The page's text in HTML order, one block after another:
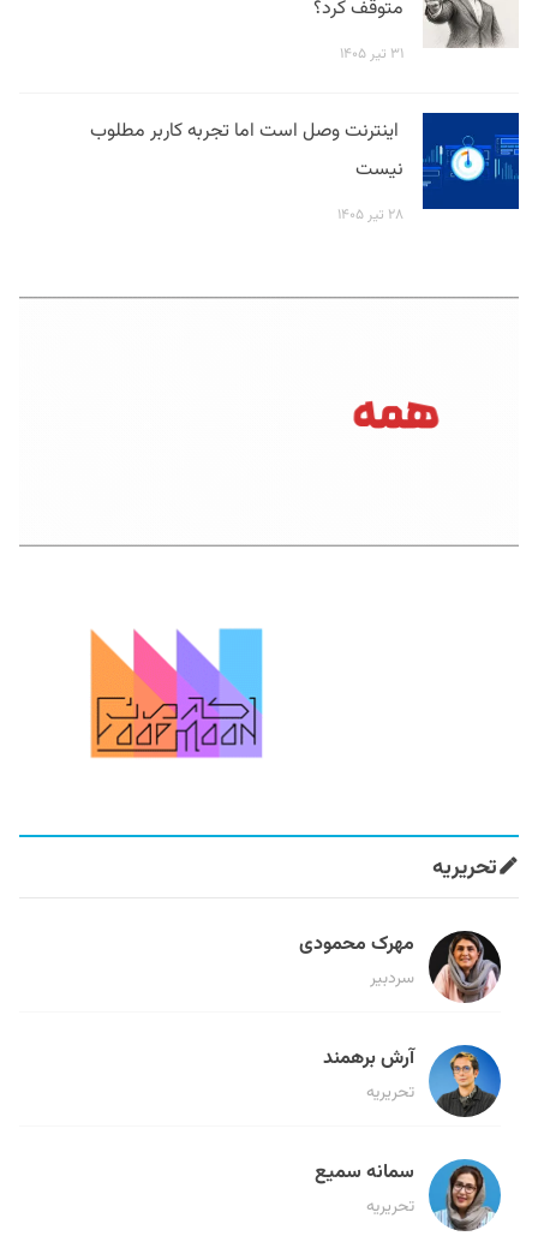
متوقف کرد؟
۳۱ تیر ۱۴۰۵
اینترنت وصل است اما تجربه کاربر مطلوب
نیست
۲۸ تیر ۱۴۰۵
تحریریه
مهرک محمودی
سردبیر
آرش برهمند
تحریریه
سمانه سمیع
تحریریه